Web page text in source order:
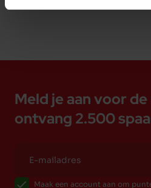
Meld je aan voor
ontvang 2.500
Maak een account aan om